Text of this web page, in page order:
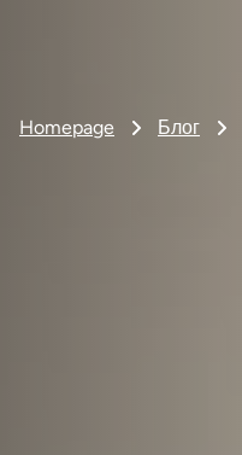
Homepage Блог